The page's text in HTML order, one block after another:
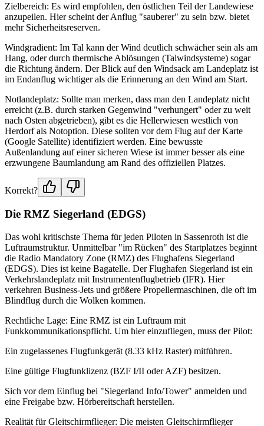
Zielbereich: Es wird empfohlen, den östlichen Teil der Landewiese
anzupeilen. Hier scheint der Anflug "sauberer" zu sein bzw. bietet
mehr Sicherheitsreserven.
Windgradient: Im Tal kann der Wind deutlich schwächer sein als am
Hang, oder durch thermische Ablösungen (Talwindsysteme) sogar
die Richtung ändern. Der Blick auf den Windsack am Landeplatz ist
im Endanflug wichtiger als die Erinnerung an den Wind am Start.
Notlandeplatz: Sollte man merken, dass man den Landeplatz nicht
erreicht (z.B. durch starken Gegenwind "verhungert" oder zu weit
nach Osten abgetrieben), gibt es die Hellerwiesen westlich von
Herdorf als Notoption. Diese sollten vor dem Flug auf der Karte
(Google Satellite) identifiziert werden. Eine bewusste
Außenlandung auf einer sicheren Wiese ist immer besser als eine
erzwungene Baumlandung am Rand des offiziellen Platzes.
Korrekt?
Die RMZ Siegerland (EDGS)
Das wohl kritischste Thema für jeden Piloten in Sassenroth ist die
Luftraumstruktur. Unmittelbar "im Rücken" des Startplatzes beginnt
die Radio Mandatory Zone (RMZ) des Flughafens Siegerland
(EDGS). Dies ist keine Bagatelle. Der Flughafen Siegerland ist ein
Verkehrslandeplatz mit Instrumentenflugbetrieb (IFR). Hier
verkehren Business-Jets und größere Propellermaschinen, die oft im
Blindflug durch die Wolken kommen.
Rechtliche Lage: Eine RMZ ist ein Luftraum mit
Funkkommunikationspflicht. Um hier einzufliegen, muss der Pilot:
Ein zugelassenes Flugfunkgerät (8.33 kHz Raster) mitführen.
Eine gültige Flugfunklizenz (BZF I/II oder AZF) besitzen.
Sich vor dem Einflug bei "Siegerland Info/Tower" anmelden und
eine Freigabe bzw. Hörbereitschaft herstellen.
Realität für Gleitschirmflieger: Die meisten Gleitschirmflieger